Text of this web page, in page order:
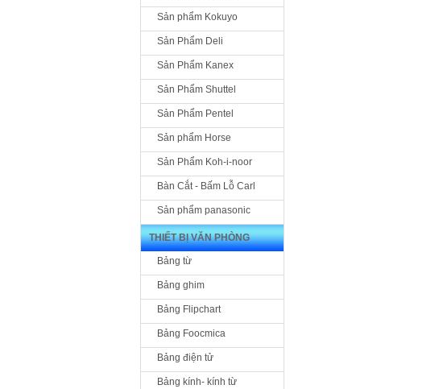
Sản phẩm Kokuyo
Sản Phẩm Deli
Sản Phẩm Kanex
Sản Phẩm Shuttel
Sản Phẩm Pentel
Sản phẩm Horse
Sản Phẩm Koh-i-noor
Bàn Cắt - Bấm Lỗ Carl
Sản phẩm panasonic
THIẾT BỊ VĂN PHÒNG
Bảng từ
Bảng ghim
Bảng Flipchart
Bảng Foocmica
Bảng điện tử
Bảng kính- kính từ